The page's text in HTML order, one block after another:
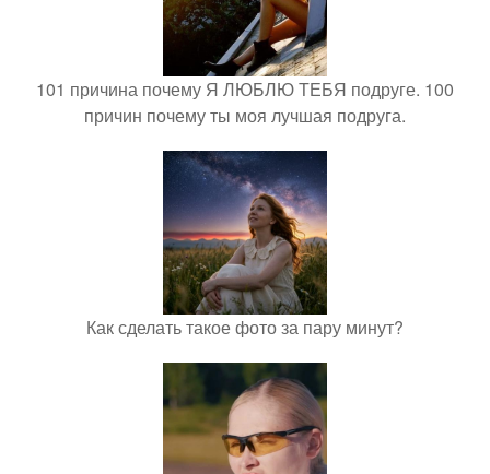
101 причина почему Я ЛЮБЛЮ ТЕБЯ подруге. 100
причин почему ты моя лучшая подруга.
Как сделать такое фото за пару минут?